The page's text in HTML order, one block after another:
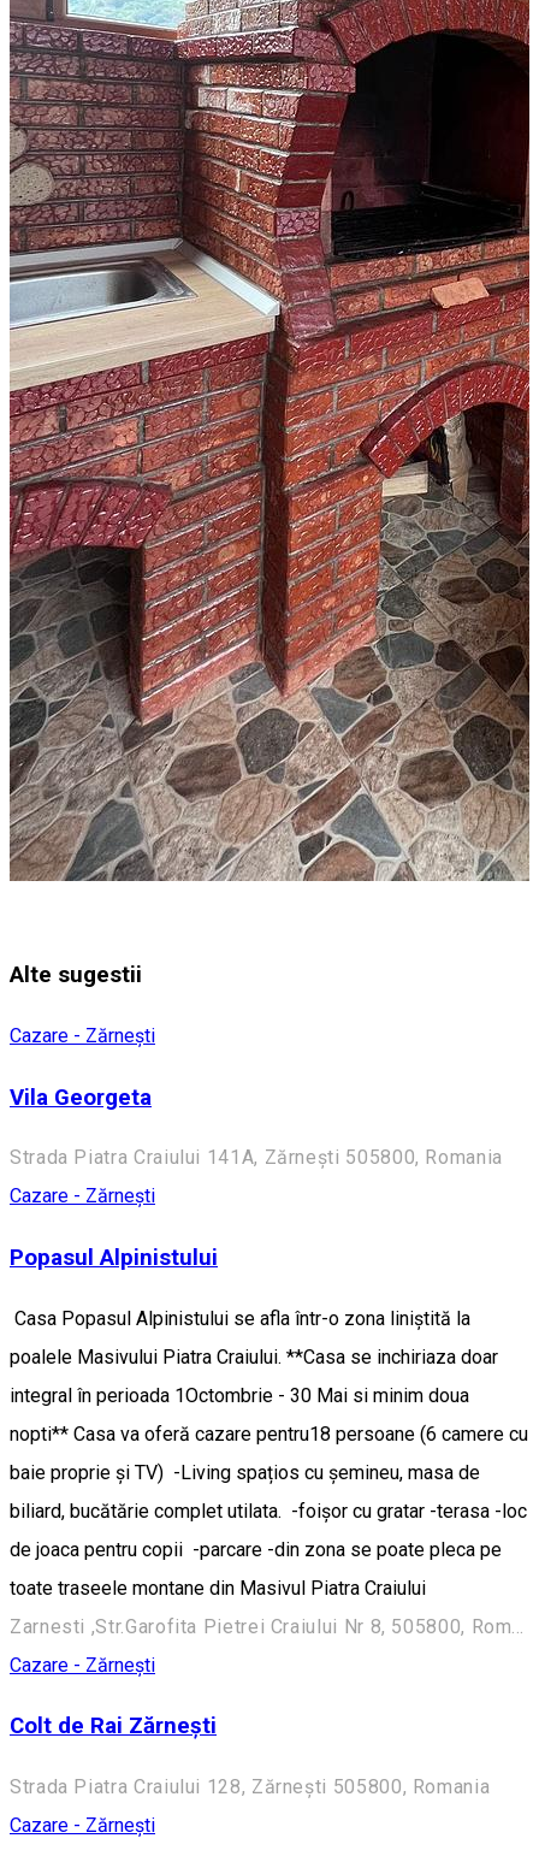
Alte sugestii
Cazare - Zărnești
Vila Georgeta
Strada Piatra Craiului 141A, Zărnești 505800, Romania
Cazare - Zărnești
Popasul Alpinistului
Casa Popasul Alpinistului se afla într-o zona liniștită la
poalele Masivului Piatra Craiului. **Casa se inchiriaza doar
integral în perioada 1Octombrie - 30 Mai si minim doua
nopti** Casa va oferă cazare pentru18 persoane (6 camere cu
baie proprie și TV) -Living spațios cu șemineu, masa de
biliard, bucătărie complet utilata. -foișor cu gratar -terasa -loc
de joaca pentru copii -parcare -din zona se poate pleca pe
toate traseele montane din Masivul Piatra Craiului
Cazare - Zărnești
Colt de Rai Zărnești
Strada Piatra Craiului 128, Zărnești 505800, Romania
Cazare - Zărnești